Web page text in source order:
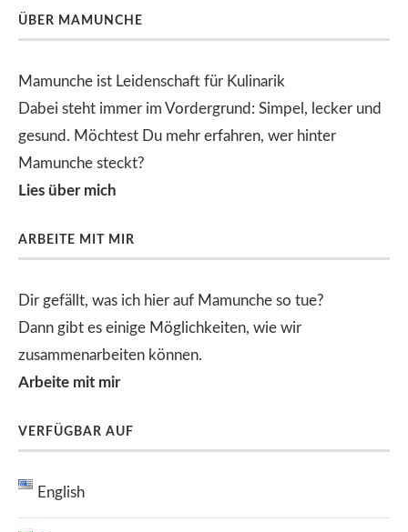
ÜBER MAMUNCHE
Mamunche ist Leidenschaft für Kulinarik
Dabei steht immer im Vordergrund: Simpel, lecker und
gesund. Möchtest Du mehr erfahren, wer hinter
Mamunche steckt?
Lies über mich
ARBEITE MIT MIR
Dir gefällt, was ich hier auf Mamunche so tue?
Dann gibt es einige Möglichkeiten, wie wir
zusammenarbeiten können.
Arbeite mit mir
VERFÜGBAR AUF
English